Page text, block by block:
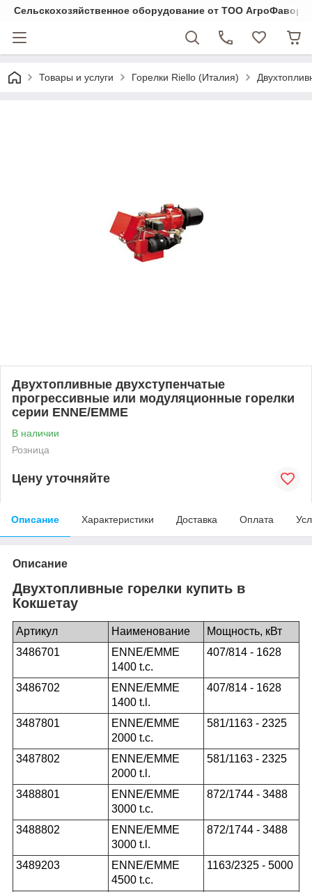
Cельскохозяйственное оборудование от ТОО
Товары и услуги Горелки Riello (Италия)
Двухтопливные двухступенчатые
прогрессивные или модуляционные горелки
серии ENNE/EMME
В наличии
Розница
Цену уточняйте
Описание Характеристики Доставка Оплата
Описание
Двухтопливные горелки купить в
Кокшетау
Артикул Наименование
Мощность, кВт
3486701
ENNE/EMME
1400 t.c.
407/814 - 1628
3486702
ENNE/EMME
1400 t.l.
407/814 - 1628
3487801
ENNE/EMME
2000 t.c.
581/1163 - 2325
3487802
ENNE/EMME
2000 t.l.
581/1163 - 2325
3488801
ENNE/EMME
3000 t.c.
872/1744 - 3488
3488802
ENNE/EMME
3000 t.l.
872/1744 - 3488
3489203
ENNE/EMME
4500 t.c.
1163/2325 - 5000